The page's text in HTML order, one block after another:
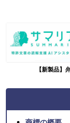
【新製品】